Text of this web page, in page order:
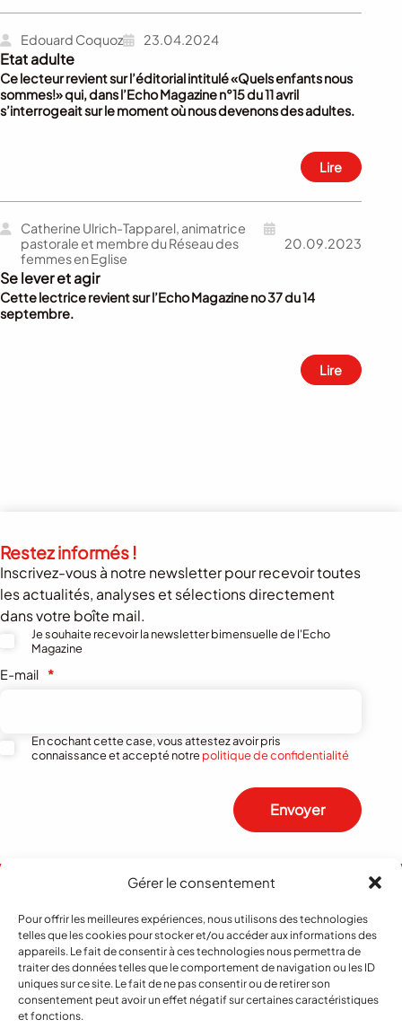
Gérer le consentement
Pour offrir les meilleures expériences, nous utilisons des technologies
telles que les cookies pour stocker et/ou accéder aux informations des
appareils. Le fait de consentir à ces technologies nous permettra de
traiter des données telles que le comportement de navigation ou les ID
uniques sur ce site. Le fait de ne pas consentir ou de retirer son
consentement peut avoir un effet négatif sur certaines caractéristiques
et fonctions.
Edouard Coquoz 23.04.2024
Etat adulte
Ce lecteur revient sur l’éditorial intitulé «Quels enfants nous
sommes!» qui, dans l’Echo Magazine n°15 du 11 avril
s’interrogeait sur le moment où nous devenons des adultes.
Lire
Catherine Ulrich-Tapparel, animatrice
pastorale et membre du Réseau des
femmes en Eglise
20.09.2023
Se lever et agir
Cette lectrice revient sur l’Echo Magazine no 37 du 14
septembre.
Lire
Restez informés !
Inscrivez-vous à notre newsletter pour recevoir toutes
les actualités, analyses et sélections directement
dans votre boîte mail.
Je souhaite recevoir la newsletter bimensuelle de l'Echo
Magazine
E-mail *
En cochant cette case, vous attestez avoir pris
connaissance et accepté notrepolitique de confidentialité
Envoyer